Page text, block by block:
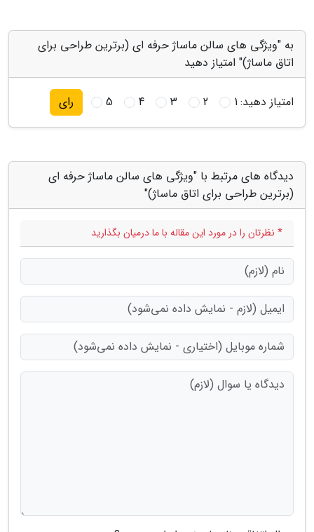
به "ویژگی های سالن ماساژ حرفه ای (برترین طراحی برای
اتاق ماساژ)" امتیاز دهید
امتیاز دهید:1
2
3
4
5 رای
دیدگاه های مرتبط با "ویژگی های سالن ماساژ حرفه ای
(برترین طراحی برای اتاق ماساژ)"
* نظرتان را در مورد این مقاله با ما درمیان بگذارید